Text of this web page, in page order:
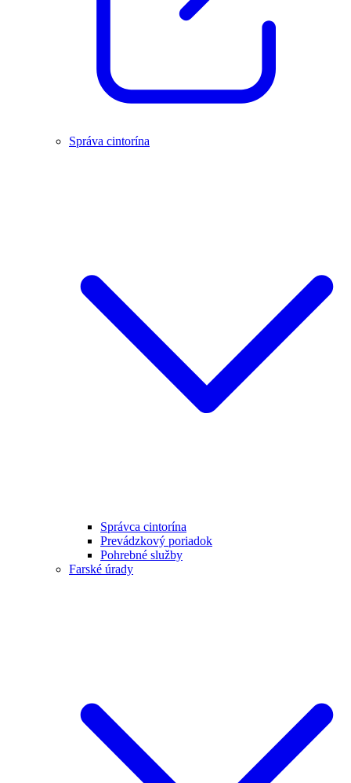
Správa cintorína
Správca cintorína
Prevádzkový poriadok
Pohrebné služby
Farské úrady